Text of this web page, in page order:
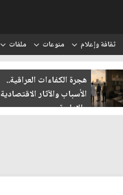
ثقافة وإعلام منوعات ملفات
هجرة الكفاءات العراقية..
الأسباب والآثار الاقتصادية
والإدارية